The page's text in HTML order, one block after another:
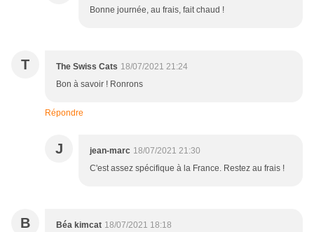
Bonne journée, au frais, fait chaud !
T The Swiss Cats 18/07/2021 21:24
Bon à savoir ! Ronrons
Répondre
J jean-marc 18/07/2021 21:30
C'est assez spécifique à la France. Restez au frais !
B Béa kimcat 18/07/2021 18:18